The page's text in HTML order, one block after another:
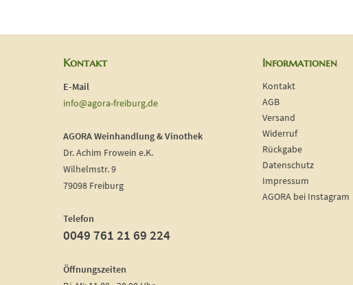
Kontakt
E-Mail
info@agora-freiburg.de
AGORA Weinhandlung & Vinothek
Dr. Achim Frowein e.K.
Wilhelmstr. 9
79098 Freiburg
Telefon
0049 761 21 69 224
Öffnungszeiten
Informationen
Kontakt
AGB
Versand
Widerruf
Rückgabe
Datenschutz
Impressum
AGORA bei Instagram